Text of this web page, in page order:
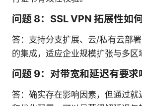
问题 8：SSL VPN 拓展性如何
答：支持分支扩展、云/私有云部
的集成，适应企业规模扩张与多区
问题 9：对带宽和延迟有要求
答：确实存在影响因素，但通过就